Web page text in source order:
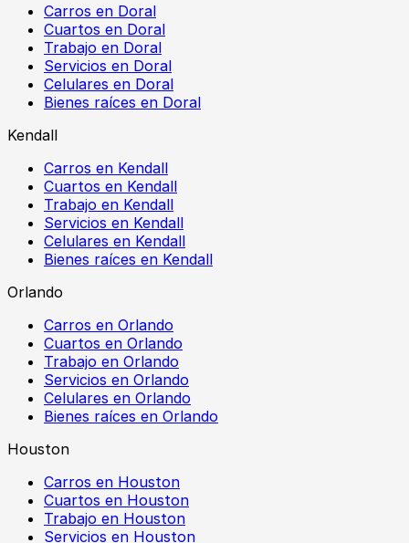
Carros en Doral
Cuartos en Doral
Trabajo en Doral
Servicios en Doral
Celulares en Doral
Bienes raíces en Doral
Kendall
Carros en Kendall
Cuartos en Kendall
Trabajo en Kendall
Servicios en Kendall
Celulares en Kendall
Bienes raíces en Kendall
Orlando
Carros en Orlando
Cuartos en Orlando
Trabajo en Orlando
Servicios en Orlando
Celulares en Orlando
Bienes raíces en Orlando
Houston
Carros en Houston
Cuartos en Houston
Trabajo en Houston
Servicios en Houston